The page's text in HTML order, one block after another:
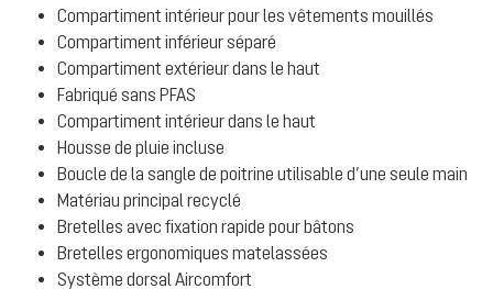
Compartiment intérieur pour les vêtements mouillés
Compartiment inférieur séparé
Compartiment extérieur dans le haut
Fabriqué sans PFAS
Compartiment intérieur dans le haut
Housse de pluie incluse
Boucle de la sangle de poitrine utilisable d’une seule main
Matériau principal recyclé
Bretelles avec fixation rapide pour bâtons
Bretelles ergonomiques matelassées
Système dorsal Aircomfort